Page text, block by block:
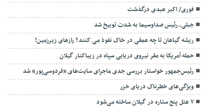
فوری/ اکبر عبدی درگذشت
جبلی، رئیس صداوسیما به شدت توبیخ شد
ریشه گیاهان تا چه عمقی در خاک نفوذ می کنند؟ رازهای زیرزمین!
حمله آمریکا به مقر نیروی دریایی سپاه در زیباکنار گیلان
رئیس‌جمهور خواستار بررسی جدی ماجرای سایت‌های «فردوسی‌پور» شد
ویژگی‌های خطرناک دریای خزر
۷ هتل پنج ستاره در گیلان ساخته می‌شود